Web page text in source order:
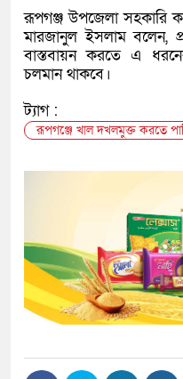
রূপগঞ্জ উপজেলা সহকারি
মারজানুল ইসলাম বলেন,
বাস্তবায়ন করতে এ
চলমান থাকবে।
ট্যাগ :
রূপগঞ্জে খাল দখলমুক্ত করতে